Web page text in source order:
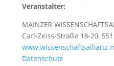
Veranstalter:
MAINZER
Carl-Zeiss-Straße 18-20,
www.wissenschaftsallianz-
Datenschutz